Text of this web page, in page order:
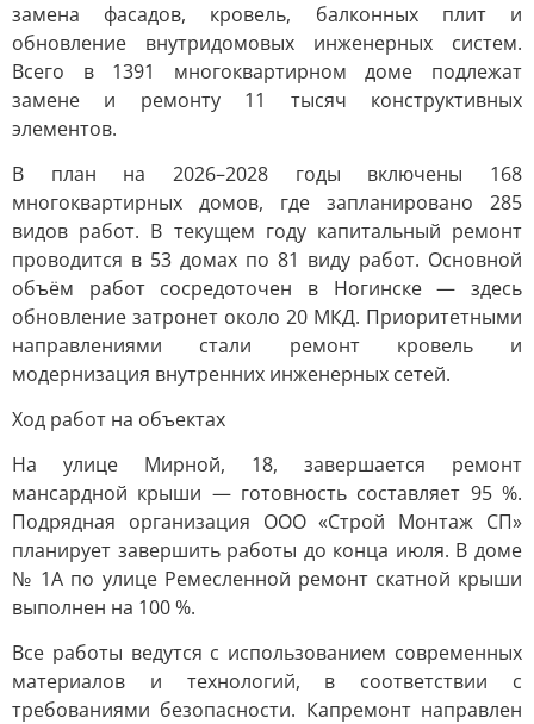
замена фасадов, кровель, балконных плит и
обновление внутридомовых инженерных систем.
Всего в 1391 многоквартирном доме подлежат
замене и ремонту 11 тысяч конструктивных
элементов.
В план на 2026–2028 годы включены 168
многоквартирных домов, где запланировано 285
видов работ. В текущем году капитальный ремонт
проводится в 53 домах по 81 виду работ. Основной
объём работ сосредоточен в Ногинске — здесь
обновление затронет около 20 МКД. Приоритетными
направлениями стали ремонт кровель и
модернизация внутренних инженерных сетей.
Ход работ на объектах
На улице Мирной, 18, завершается ремонт
мансардной крыши — готовность составляет 95 %.
Подрядная организация ООО «Строй Монтаж СП»
планирует завершить работы до конца июля. В доме
№ 1А по улице Ремесленной ремонт скатной крыши
выполнен на 100 %.
Все работы ведутся с использованием современных
материалов и технологий, в соответствии с
требованиями безопасности. Капремонт направлен